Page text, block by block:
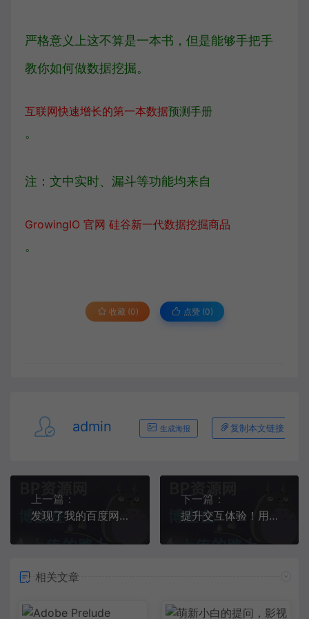
严格意义上这不算是一本书，但是能够手把手
教你如何做数据挖掘。
互联网快速增长的第一本数据预测手册
。
注：文中实时、漏斗等功能均来自
GrowingIO 官网 硅谷新一代数据挖掘商品
。
收藏 (0) 点赞 (0)
admin 生成海报 复制本文链接
上一篇：
发现了我的百度网盘里有一本厉害的书 - 《你不知道的JavaScript》柳岩“大号水蜜桃”太诱人，一袭低胸裙性感而又妩媚，真怕兜不住
下一篇：
提升交互体验！用户行为设计分析翻车了？赵露思秀性感美肩，窗户反光暴露真实情况，肩窝褶皱明显
相关文章